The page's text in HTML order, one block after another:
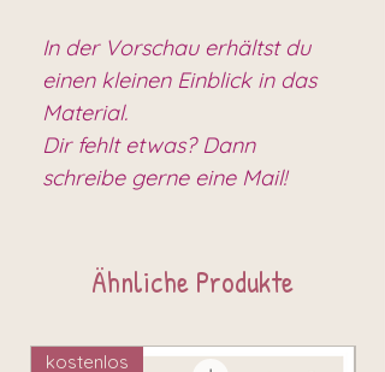
In der Vorschau erhältst du
einen kleinen Einblick in das
Material.
Dir fehlt etwas? Dann
schreibe gerne eine Mail!
Ähnliche Produkte
kostenlos